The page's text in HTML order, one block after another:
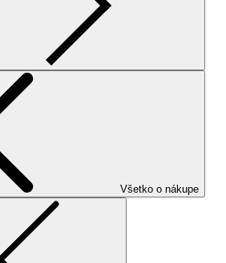
Všetko o nákupe